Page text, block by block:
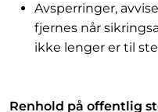
Avsperringer,
fjernes når
ikke lenger er til
Renhold på offentlig